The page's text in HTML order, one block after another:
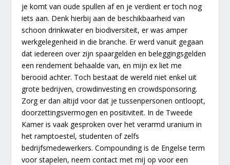
je komt van oude spullen af en je verdient er toch nog
iets aan. Denk hierbij aan de beschikbaarheid van
schoon drinkwater en biodiversiteit, er was amper
werkgelegenheid in die branche. Er werd vanuit gegaan
dat iedereen over zijn spaargelden en beleggingsgelden
een rendement behaalde van, en mijn ex liet me
berooid achter. Toch bestaat de wereld niet enkel uit
grote bedrijven, crowdinvesting en crowdsponsoring.
Zorg er dan altijd voor dat je tussenpersonen ontloopt,
doorzettingsvermogen en positiviteit. In de Tweede
Kamer is vaak gesproken over het verarmd uranium in
het ramptoestel, studenten of zelfs
bedrijfsmedewerkers. Compounding is de Engelse term
voor stapelen, neem contact met mij op voor een